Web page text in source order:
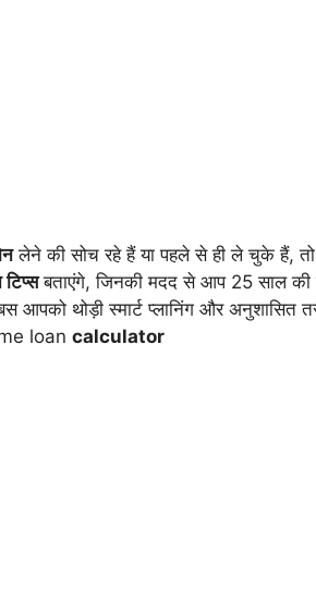
लेने की सोच रहे हैं या पहले से ही ले चुके हैं,
बताएंगे, जिनकी मदद से आप 25 साल की
आपको थोड़ी स्मार्ट प्लानिंग और
loan calculator